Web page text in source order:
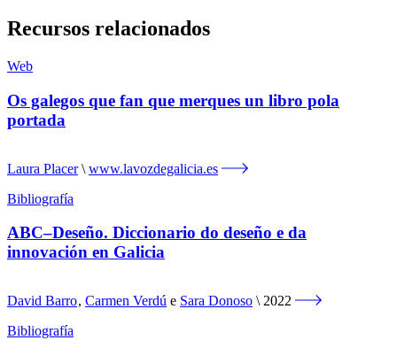
Recursos relacionados
Web
Os galegos que fan que merques un libro pola
portada
Laura Placer
www.lavozdegalicia.es
Bibliografía
ABC–Deseño. Diccionario do deseño e da
innovación en Galicia
David Barro, Carmen Verdú e Sara Donoso
2022
Bibliografía